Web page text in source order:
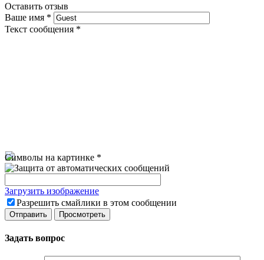
Оставить отзыв
Ваше имя *
Текст сообщения *
Символы на картинке *
Загрузить изображение
Разрешить смайлики в этом сообщении
Задать вопрос